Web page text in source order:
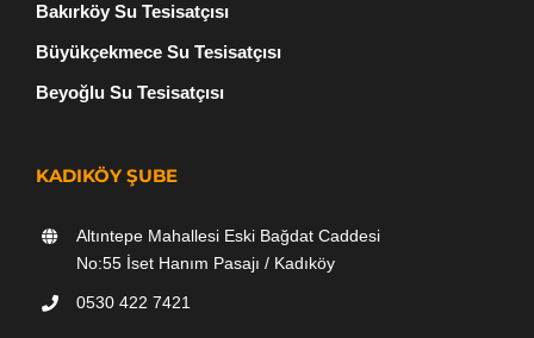
Bakırköy Su Tesisatçısı
Büyükçekmece Su Tesisatçısı
Beyoğlu Su Tesisatçısı
KADIKÖY ŞUBE
Altıntepe Mahallesi Eski Bağdat Caddesi
No:55 İset Hanım Pasajı / Kadıköy
0530 422 7421